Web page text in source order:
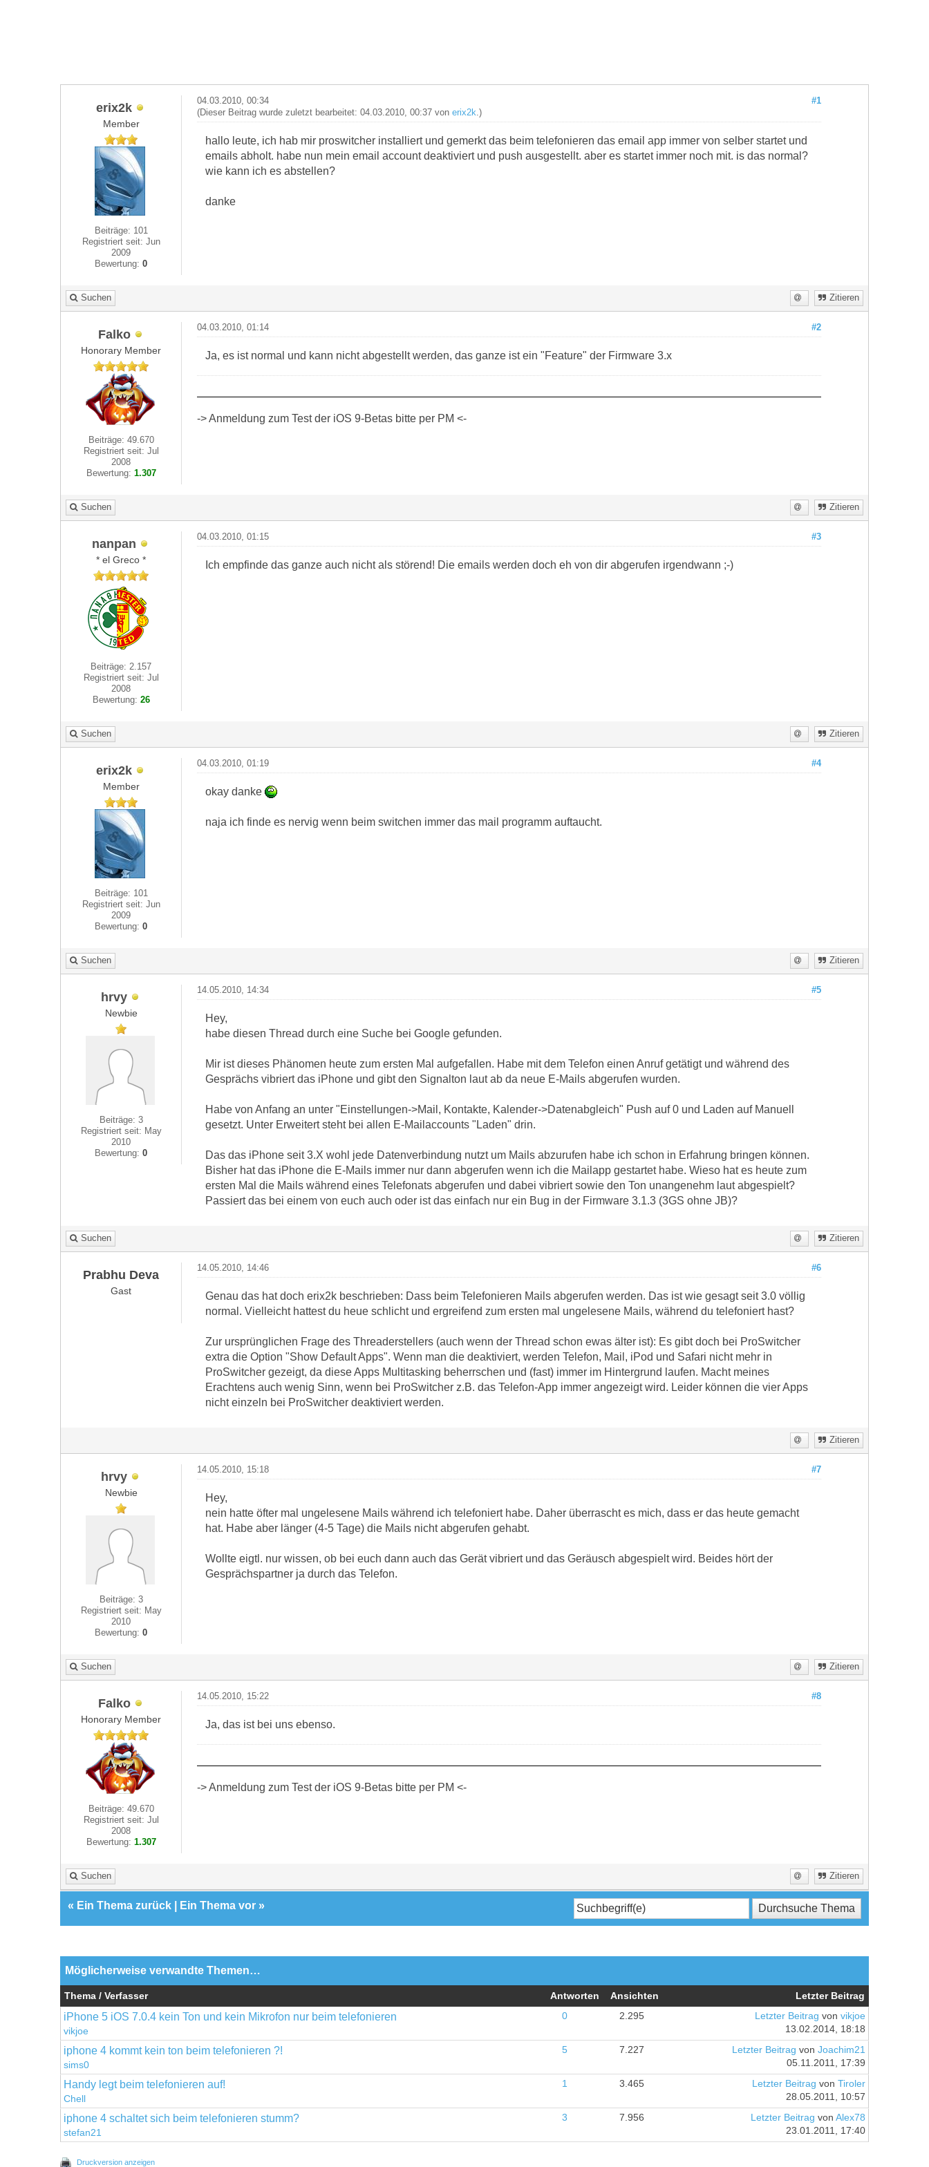
erix2k
Member
Beiträge: 101
Registriert seit: Jun
2009
Bewertung:0
#1
04.03.2010, 00:34
(Dieser Beitrag wurde zuletzt bearbeitet: 04.03.2010, 00:37 von erix2k .)
hallo leute, ich hab mir proswitcher installiert und gemerkt das beim telefonieren das email app immer von selber startet und
emails abholt. habe nun mein email account deaktiviert und push ausgestellt. aber es startet immer noch mit. is das normal?
wie kann ich es abstellen?
danke
Suchen Zitieren
Falko
Honorary Member
Beiträge: 49.670
Registriert seit: Jul
2008
Bewertung: 1.307
#2
04.03.2010, 01:14
Ja, es ist normal und kann nicht abgestellt werden, das ganze ist ein "Feature" der Firmware 3.x
-> Anmeldung zum Test der iOS 9-Betas bitte per PM <-
Suchen Zitieren
nanpan
* el Greco *
Beiträge: 2.157
Registriert seit: Jul
2008
Bewertung: 26
#3
04.03.2010, 01:15
Ich empfinde das ganze auch nicht als störend! Die emails werden doch eh von dir abgerufen irgendwann ;-)
Suchen Zitieren
erix2k
Member
Beiträge: 101
Registriert seit: Jun
2009
Bewertung:0
#4
04.03.2010, 01:19
okay danke
naja ich finde es nervig wenn beim switchen immer das mail programm auftaucht.
Suchen Zitieren
hrvy
Newbie
Beiträge: 3
Registriert seit: May
2010
Bewertung:0
#5
14.05.2010, 14:34
Hey,
habe diesen Thread durch eine Suche bei Google gefunden.
Mir ist dieses Phänomen heute zum ersten Mal aufgefallen. Habe mit dem Telefon einen Anruf getätigt und während des
Gesprächs vibriert das iPhone und gibt den Signalton laut ab da neue E-Mails abgerufen wurden.
Habe von Anfang an unter "Einstellungen->Mail, Kontakte, Kalender->Datenabgleich" Push auf 0 und Laden auf Manuell
gesetzt. Unter Erweitert steht bei allen E-Mailaccounts "Laden" drin.
Das das iPhone seit 3.X wohl jede Datenverbindung nutzt um Mails abzurufen habe ich schon in Erfahrung bringen können.
Bisher hat das iPhone die E-Mails immer nur dann abgerufen wenn ich die Mailapp gestartet habe. Wieso hat es heute zum
ersten Mal die Mails während eines Telefonats abgerufen und dabei vibriert sowie den Ton unangenehm laut abgespielt?
Passiert das bei einem von euch auch oder ist das einfach nur ein Bug in der Firmware 3.1.3 (3GS ohne JB)?
Suchen Zitieren
Prabhu Deva
Gast
#6
14.05.2010, 14:46
Genau das hat doch erix2k beschrieben: Dass beim Telefonieren Mails abgerufen werden. Das ist wie gesagt seit 3.0 völlig
normal. Vielleicht hattest du heue schlicht und ergreifend zum ersten mal ungelesene Mails, während du telefoniert hast?
Zur ursprünglichen Frage des Threaderstellers (auch wenn der Thread schon ewas älter ist): Es gibt doch bei ProSwitcher
extra die Option "Show Default Apps". Wenn man die deaktiviert, werden Telefon, Mail, iPod und Safari nicht mehr in
ProSwitcher gezeigt, da diese Apps Multitasking beherrschen und (fast) immer im Hintergrund laufen. Macht meines
Erachtens auch wenig Sinn, wenn bei ProSwitcher z.B. das Telefon-App immer angezeigt wird. Leider können die vier Apps
nicht einzeln bei ProSwitcher deaktiviert werden.
Zitieren
hrvy
Newbie
Beiträge: 3
Registriert seit: May
2010
Bewertung:0
#7
14.05.2010, 15:18
Hey,
nein hatte öfter mal ungelesene Mails während ich telefoniert habe. Daher überrascht es mich, dass er das heute gemacht
hat. Habe aber länger (4-5 Tage) die Mails nicht abgerufen gehabt.
Wollte eigtl. nur wissen, ob bei euch dann auch das Gerät vibriert und das Geräusch abgespielt wird. Beides hört der
Gesprächspartner ja durch das Telefon.
Suchen Zitieren
Falko
Honorary Member
Beiträge: 49.670
Registriert seit: Jul
2008
Bewertung: 1.307
#8
14.05.2010, 15:22
Ja, das ist bei uns ebenso.
-> Anmeldung zum Test der iOS 9-Betas bitte per PM <-
Suchen Zitieren
« Ein Thema zurück Ein Thema vor »
Möglicherweise verwandte Themen…
Thema / Verfasser Antworten Ansichten Letzter Beitrag
iPhone 5 iOS 7.0.4 kein Ton und kein Mikrofon nur beim telefonieren
vikjoe
0 2.295 Letzter Beitrag von vikjoe
13.02.2014, 18:18
iphone 4 kommt kein ton beim telefonieren ?!
sims0
5 7.227 Letzter Beitrag von Joachim21
05.11.2011, 17:39
Handy legt beim telefonieren auf!
Chell
1 3.465 Letzter Beitrag von Tiroler
28.05.2011, 10:57
iphone 4 schaltet sich beim telefonieren stumm?
stefan21
3 7.956 Letzter Beitrag von Alex78
23.01.2011, 17:40
Druckversion anzeigen